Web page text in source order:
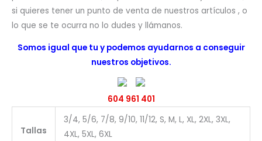
si quieres tener un punto de venta de nuestros artículos , o
lo que se te ocurra no lo dudes y llámanos.
Somos igual que tu y podemos ayudarnos a conseguir
nuestros objetivos.
604 961 401
Tallas
3/4, 5/6, 7/8, 9/10, 11/12, S, M, L, XL, 2XL, 3XL,
4XL, 5XL, 6XL